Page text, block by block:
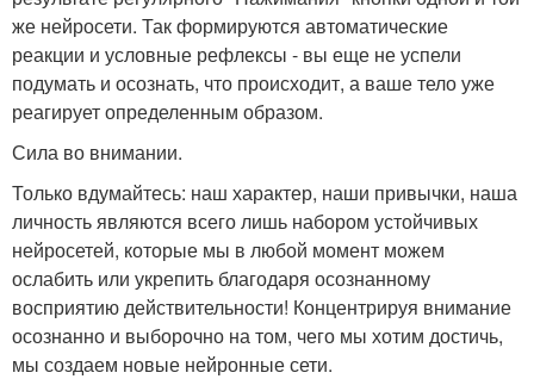
же нейросети. Так формируются автоматические
реакции и условные рефлексы - вы еще не успели
подумать и осознать, что происходит, а ваше тело уже
реагирует определенным образом.
Сила во внимании.
Только вдумайтесь: наш характер, наши привычки, наша
личность являются всего лишь набором устойчивых
нейросетей, которые мы в любой момент можем
ослабить или укрепить благодаря осознанному
восприятию действительности! Концентрируя внимание
осознанно и выборочно на том, чего мы хотим достичь,
мы создаем новые нейронные сети.